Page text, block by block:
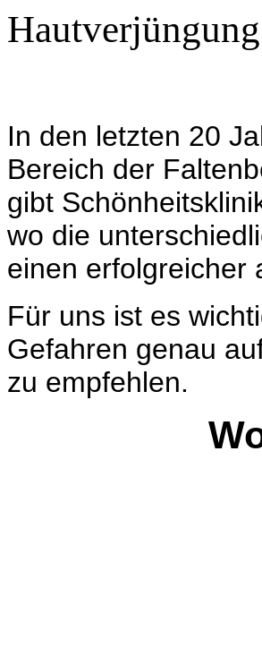
In den letzten 20
Bereich der
gibt
wo die
einen erfolgreicher
Für uns ist es
Gefahren genau
zu empfehlen.